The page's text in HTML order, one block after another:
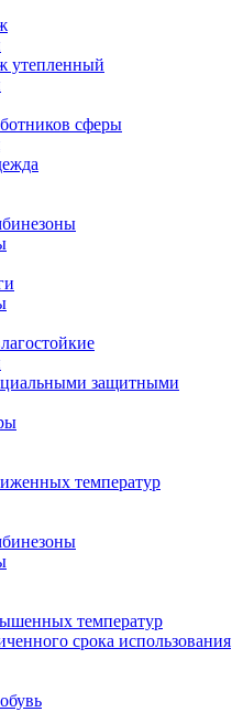
утепленный
сферы
защитными
температур
температур
срока использования